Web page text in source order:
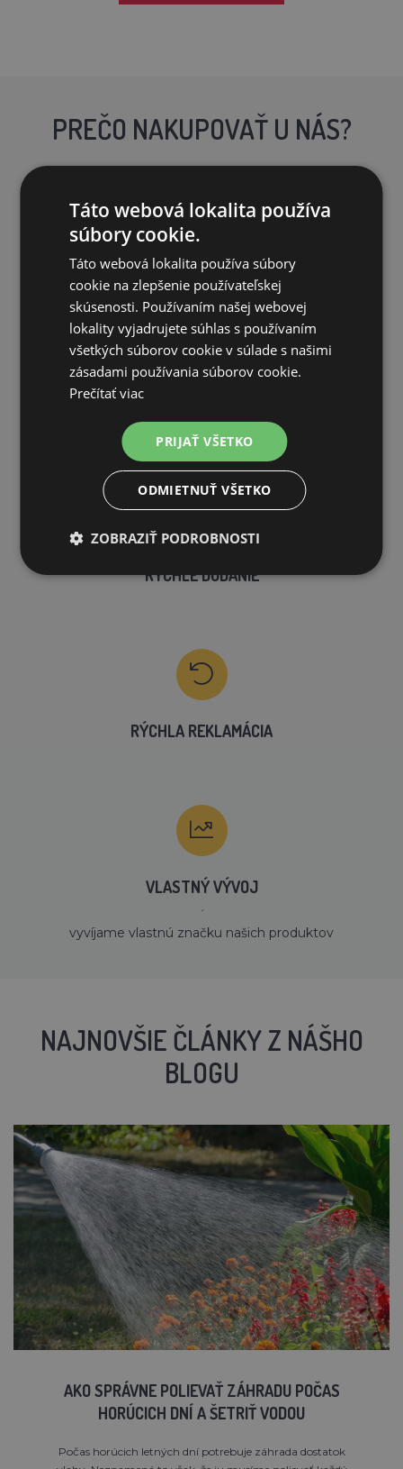
PREČO NAKUPOVAŤ U NÁS?
DOPRAVA ZDARMA
na všetky objednávky od 200€ vrátane DPH.
VLASTNÝ SKLAD
99 % produktov držíme priamo skladom
RÝCHLE DODANIE
RÝCHLA REKLAMÁCIA
VLASTNÝ VÝVOJ
´
vyvíjame vlastnú značku našich produktov
NAJNOVŠIE ČLÁNKY Z NÁŠHO
BLOGU
AKO SPRÁVNE POLIEVAŤ ZÁHRADU POČAS
HORÚCICH DNÍ A ŠETRIŤ VODOU
Počas horúcich letných dní potrebuje záhrada dostatok
Táto webová lokalita používa
súbory cookie.
Táto webová lokalita používa súbory
cookie na zlepšenie používateľskej
skúsenosti. Používaním našej webovej
lokality vyjadrujete súhlas s používaním
všetkých súborov cookie v súlade s našimi
zásadami používania súborov cookie.
Prečítať viac
PRIJAŤ VŠETKO
ODMIETNUŤ VŠETKO
ZOBRAZIŤ PODROBNOSTI